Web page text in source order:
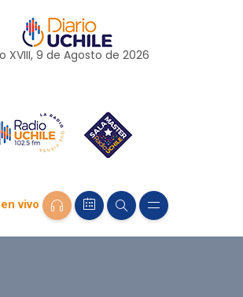
XVIII, 9 de Agosto de 2026
vivo